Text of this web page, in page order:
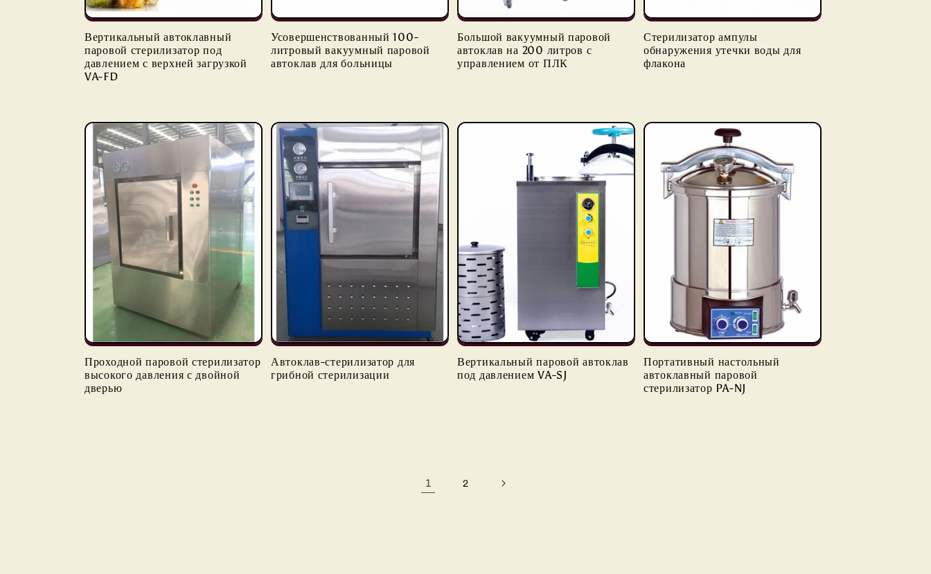
Вертикальный автоклавный
паровой стерилизатор под
давлением с верхней загрузкой
VA-FD
Усовершенствованный 100-
литровый вакуумный паровой
автоклав для больницы
Большой вакуумный паровой
автоклав на 200 литров с
управлением от ПЛК
Стерилизатор ампулы
обнаружения утечки воды для
флакона
Проходной паровой стерилизатор
высокого давления с двойной
дверью
Автоклав-стерилизатор для
грибной стерилизации
Вертикальный паровой автоклав
под давлением VA-SJ
Портативный настольный
автоклавный паровой
стерилизатор PA-NJ
1 2